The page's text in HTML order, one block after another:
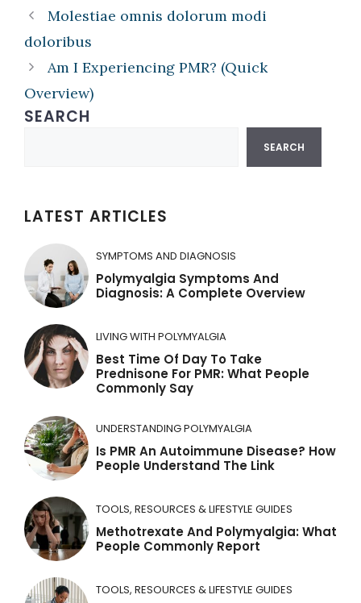
Molestiae omnis dolorum modi
doloribus
Am I Experiencing PMR? (Quick
Overview)
SEARCH
SEARCH
LATEST ARTICLES
SYMPTOMS AND DIAGNOSIS
Polymyalgia Symptoms And
Diagnosis: A Complete Overview
LIVING WITH POLYMYALGIA
Best Time Of Day To Take
Prednisone For PMR: What People
Commonly Say
UNDERSTANDING POLYMYALGIA
Is PMR An Autoimmune Disease? How
People Understand The Link
TOOLS, RESOURCES & LIFESTYLE GUIDES
Methotrexate And Polymyalgia: What
People Commonly Report
TOOLS, RESOURCES & LIFESTYLE GUIDES